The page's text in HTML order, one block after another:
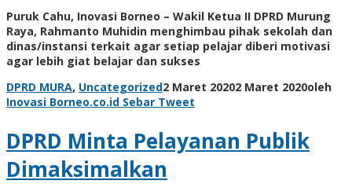
Puruk Cahu, Inovasi Borneo – Wakil Ketua II DPRD Murung
Raya, Rahmanto Muhidin menghimbau pihak sekolah dan
dinas/instansi terkait agar setiap pelajar diberi motivasi
agar lebih giat belajar dan sukses
DPRD MURA, Uncategorized2 Maret 20202 Maret 2020oleh
Inovasi Borneo.co.id Sebar Tweet
DPRD Minta Pelayanan Publik
Dimaksimalkan